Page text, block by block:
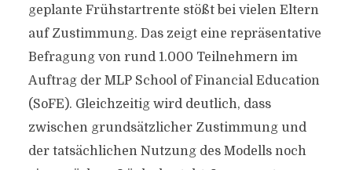
geplante Frühstartrente stößt bei vielen Eltern
auf Zustimmung. Das zeigt eine repräsentative
Befragung von rund 1.000 Teilnehmern im
Auftrag der MLP School of Financial Education
(SoFE). Gleichzeitig wird deutlich, dass
zwischen grundsätzlicher Zustimmung und
der tatsächlichen Nutzung des Modells noch